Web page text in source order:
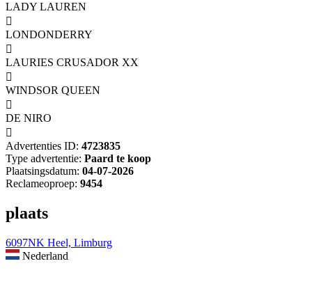
LADY LAUREN

LONDONDERRY

LAURIES CRUSADOR XX

WINDSOR QUEEN

DE NIRO

Advertenties ID: 4723835
Type advertentie: Paard te koop
Plaatsingsdatum: 04-07-2026
Reclameoproep: 9454
plaats
6097NK Heel, Limburg
Nederland